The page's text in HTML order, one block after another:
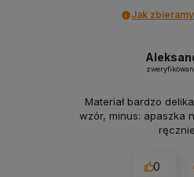
Jak
Materiał bardzo
wzór, minus: apaszka
0